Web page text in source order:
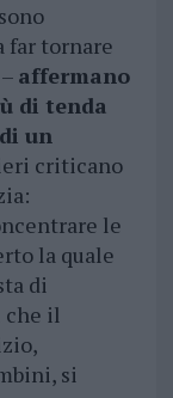
far tornare
affermano
di tenda
un
criticano
le
la quale
di
che il
si